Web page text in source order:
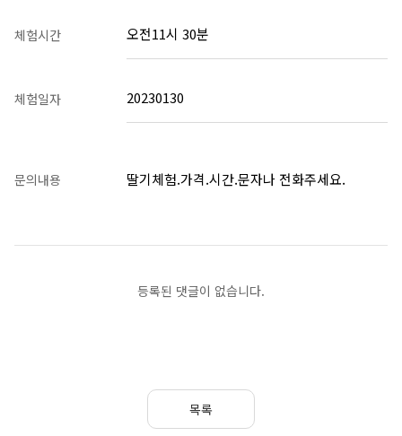
체험시간 오전11시 30분
체험일자 20230130
문의내용 딸기체험.가격.시간.문자나 전화주세요.
등록된 댓글이 없습니다.
목록